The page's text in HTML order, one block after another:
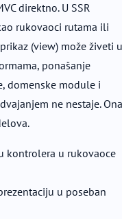
direktno. U SSR
rukovaoci rutama ili
(view) može živeti u
ponašanje
domenske module i
ne nestaje. Ona
kontrolera u rukovaoce
u poseban